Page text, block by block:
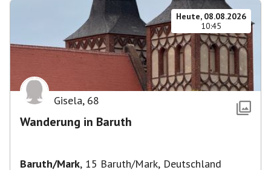
Heute, 08.08.2026
10:45
Gisela, 68
Wanderung in Baruth
Baruth/Mark, 15 Baruth/Mark, Deutschland